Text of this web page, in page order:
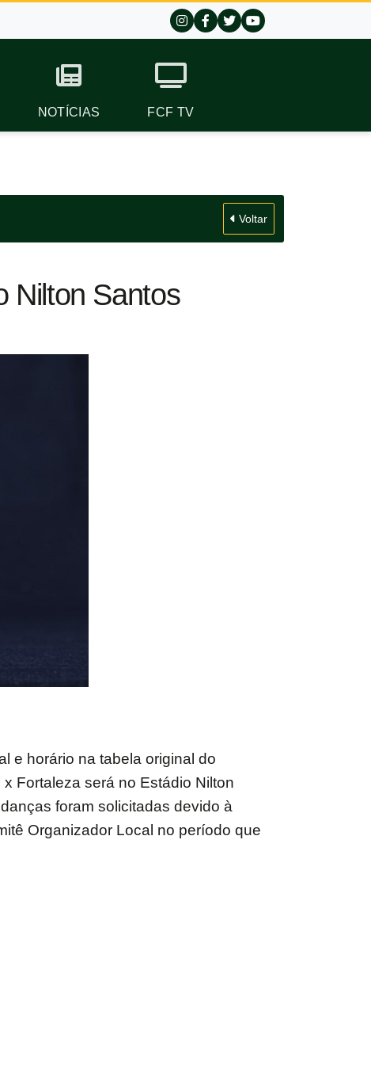
NOTÍCIAS FCF TV
Voltar
Nilton Santos
e horário na tabela original do
Fortaleza será no Estádio Nilton
foram solicitadas devido à
Organizador Local no período que